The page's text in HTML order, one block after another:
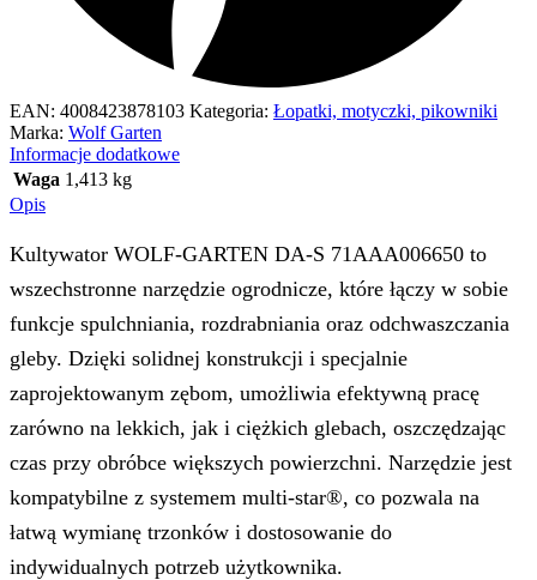
EAN: 4008423878103 Kategoria: Łopatki, motyczki, pikowniki
Marka: Wolf Garten
Informacje dodatkowe
Waga 1,413 kg
Opis
Kultywator WOLF-GARTEN DA-S 71AAA006650 to
wszechstronne narzędzie ogrodnicze, które łączy w sobie
funkcje spulchniania, rozdrabniania oraz odchwaszczania
gleby. Dzięki solidnej konstrukcji i specjalnie
zaprojektowanym zębom, umożliwia efektywną pracę
zarówno na lekkich, jak i ciężkich glebach, oszczędzając
czas przy obróbce większych powierzchni. Narzędzie jest
kompatybilne z systemem multi-star®, co pozwala na
łatwą wymianę trzonków i dostosowanie do
indywidualnych potrzeb użytkownika.